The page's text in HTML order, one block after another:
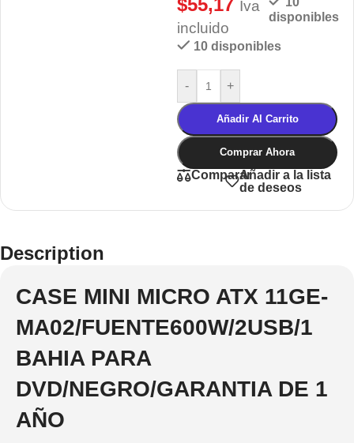
Iva
incluido
disponibles
10 disponibles
- +
Añadir Al Carrito
Comprar Ahora
CompararAñadir a la lista
de deseos
Description
CASE MINI MICRO ATX 11GE-
MA02/FUENTE600W/2USB/1
BAHIA PARA
DVD/NEGRO/GARANTIA DE 1
AÑO